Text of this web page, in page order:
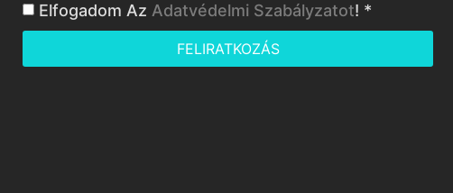
Elfogadom Az Adatvédelmi Szabályzatot! *
FELIRATKOZÁS